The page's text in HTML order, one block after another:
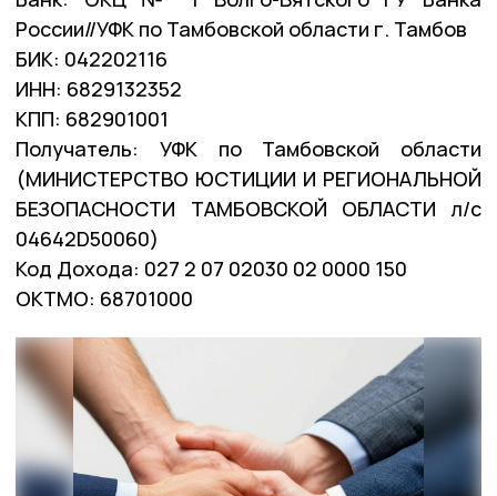
России//УФК по Тамбовской области г. Тамбов
БИК: 042202116
ИНН: 6829132352
КПП: 682901001
Получатель: УФК по Тамбовской области
(МИНИСТЕРСТВО ЮСТИЦИИ И РЕГИОНАЛЬНОЙ
БЕЗОПАСНОСТИ ТАМБОВСКОЙ ОБЛАСТИ л/с
04642D50060)
Код Дохода: 027 2 07 02030 02 0000 150
ОКТМО: 68701000